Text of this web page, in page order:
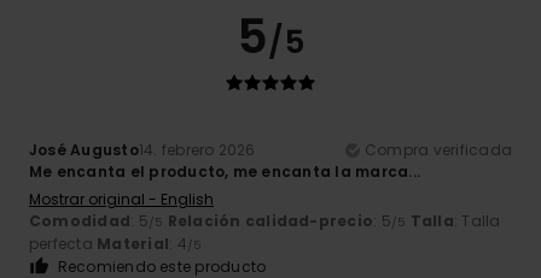
5/5
José Augusto14. febrero 2026
Compra verificada
Me encanta el producto, me encanta la marca...
Mostrar original - English
Comodidad: 5/5 Relación calidad-precio: 5/5 Talla: Talla
perfecta Material: 4/5
Recomiendo este producto